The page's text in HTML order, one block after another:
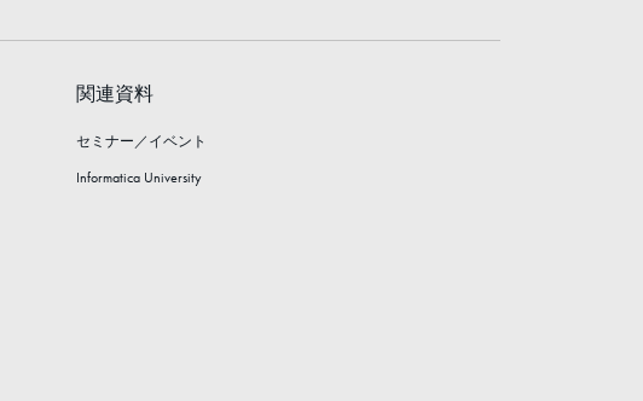
関連資料
セミナー／イベント
Informatica University